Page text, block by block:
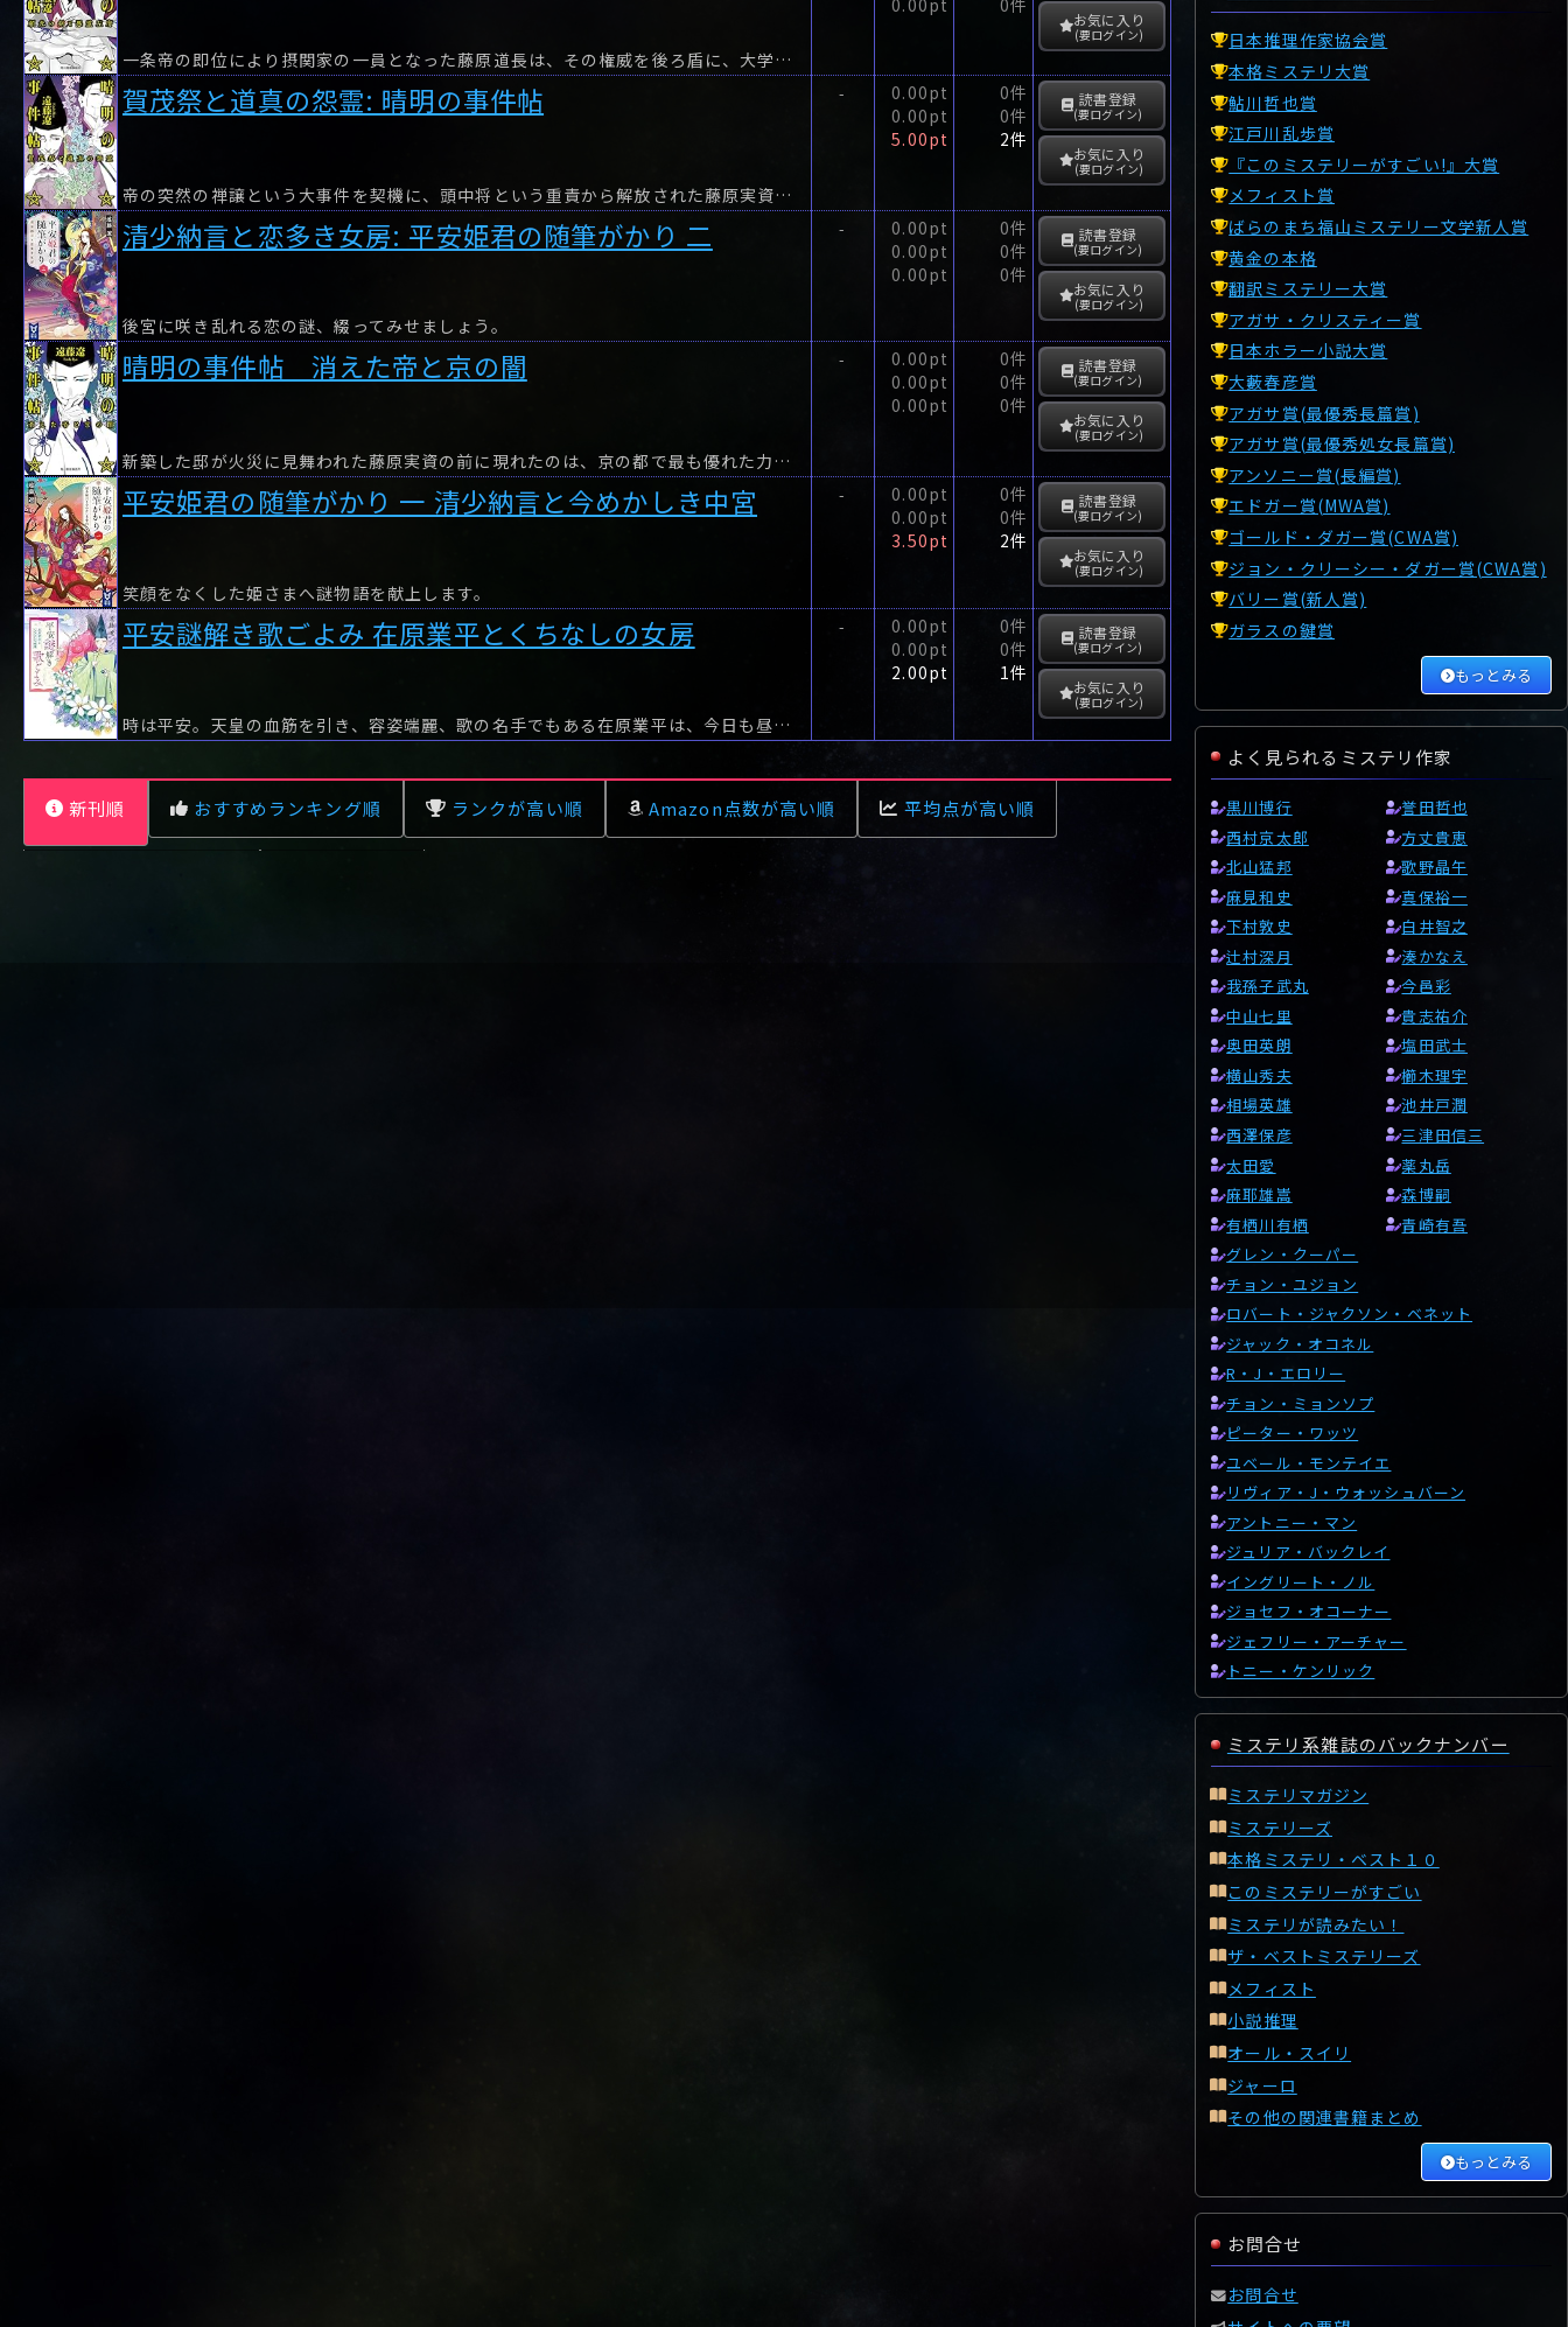
一条帝の即位により摂関家の一員となった藤原道長は、その権威を後ろ盾に、大学寮試験への介入、藤原公任との井戸水争いや女遊びと、宮中に揉め事を次々と起こす。
お気に入り
(要ログイン)
賀茂祭と道真の怨霊: 晴明の事件帖
帝の突然の禅譲という大事件を契機に、頭中将という重責から解放された藤原実資は、安倍晴明との友情を深める。
-
0.00pt
0.00pt
5.00pt
0件
0件
2件
読書登録
(要ログイン)
お気に入り
(要ログイン)
清少納言と恋多き女房: 平安姫君の随筆がかり 二
後宮に咲き乱れる恋の謎、綴ってみせましょう。
-
0.00pt
0.00pt
0.00pt
0件
0件
0件
読書登録
(要ログイン)
お気に入り
(要ログイン)
晴明の事件帖 消えた帝と京の闇
新築した邸が火災に見舞われた藤原実資の前に現れたのは、京の都で最も優れた力を持つ陰陽師・安倍晴明。
-
0.00pt
0.00pt
0.00pt
0件
0件
0件
読書登録
(要ログイン)
お気に入り
(要ログイン)
平安姫君の随筆がかり 一 清少納言と今めかしき中宮
笑顔をなくした姫さまへ謎物語を献上します。
-
0.00pt
0.00pt
3.50pt
0件
0件
2件
読書登録
(要ログイン)
お気に入り
(要ログイン)
平安謎解き歌ごよみ 在原業平とくちなしの女房
時は平安。天皇の血筋を引き、容姿端麗、歌の名手でもある在原業平は、今日も昼間から女房を口説いていた。
-
0.00pt
0.00pt
2.00pt
0件
0件
1件
読書登録
(要ログイン)
お気に入り
(要ログイン)
新刊順 おすすめランキング順 ランクが高い順 Amazon点数が高い順 平均点が高い順
日本推理作家協会賞
本格ミステリ大賞
鮎川哲也賞
江戸川乱歩賞
『このミステリーがすごい!』大賞
メフィスト賞
ばらのまち福山ミステリー文学新人賞
黄金の本格
翻訳ミステリー大賞
アガサ・クリスティー賞
日本ホラー小説大賞
大藪春彦賞
アガサ賞(最優秀長篇賞)
アガサ賞(最優秀処女長篇賞)
アンソニー賞(長編賞)
エドガー賞(MWA賞)
ゴールド・ダガー賞(CWA賞)
ジョン・クリーシー・ダガー賞(CWA賞)
バリー賞(新人賞)
ガラスの鍵賞
もっとみる
よく見られるミステリ作家
黒川博行
誉田哲也
西村京太郎
方丈貴恵
北山猛邦
歌野晶午
麻見和史
真保裕一
下村敦史
白井智之
辻村深月
湊かなえ
我孫子武丸
今邑彩
中山七里
貴志祐介
奥田英朗
塩田武士
横山秀夫
櫛木理宇
相場英雄
池井戸潤
西澤保彦
三津田信三
太田愛
薬丸岳
麻耶雄嵩
森博嗣
有栖川有栖
青崎有吾
グレン・クーパー
チョン・ユジョン
ロバート・ジャクソン・ベネット
ジャック・オコネル
R・J・エロリー
チョン・ミョンソプ
ピーター・ワッツ
ユベール・モンテイエ
リヴィア・J・ウォッシュバーン
アントニー・マン
ジュリア・バックレイ
イングリート・ノル
ジョセフ・オコーナー
ジェフリー・アーチャー
トニー・ケンリック
ミステリ系雑誌のバックナンバー
ミステリマガジン
ミステリーズ
本格ミステリ・ベスト１０
このミステリーがすごい
ミステリが読みたい！
ザ・ベストミステリーズ
メフィスト
小説推理
オール・スイリ
ジャーロ
その他の関連書籍まとめ
もっとみる
お問合せ
お問合せ